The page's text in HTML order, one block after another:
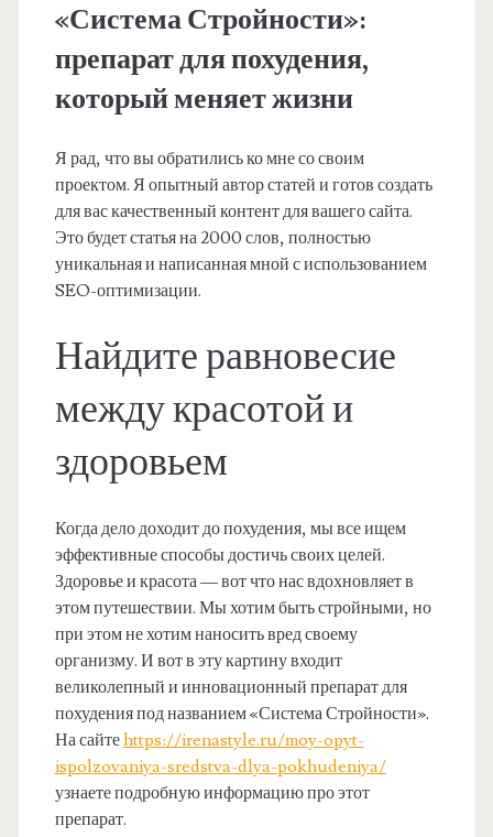
«Система Стройности»:
препарат для похудения,
который меняет жизни
Я рад, что вы обратились ко мне со своим
проектом. Я опытный автор статей и готов создать
для вас качественный контент для вашего сайта.
Это будет статья на 2000 слов, полностью
уникальная и написанная мной с использованием
SEO-оптимизации.
Найдите равновесие
между красотой и
здоровьем
Когда дело доходит до похудения, мы все ищем
эффективные способы достичь своих целей.
Здоровье и красота — вот что нас вдохновляет в
этом путешествии. Мы хотим быть стройными, но
при этом не хотим наносить вред своему
организму. И вот в эту картину входит
великолепный и инновационный препарат для
похудения под названием «Система Стройности».
На сайтеhttps://irenastyle.ru/moy-opyt-
ispolzovaniya-sredstva-dlya-pokhudeniya/
узнаете подробную информацию про этот
препарат.